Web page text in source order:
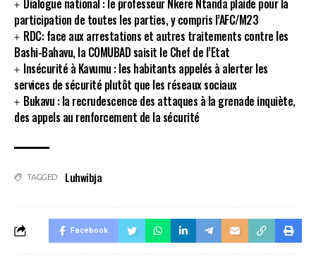
Dialogue national : le professeur Nkere Ntanda plaide pour la
participation de toutes les parties, y compris l’AFC/M23
RDC: face aux arrestations et autres traitements contre les
Bashi-Bahavu, la COMUBAD saisit le Chef de l’Etat
Insécurité à Kavumu : les habitants appelés à alerter les
services de sécurité plutôt que les réseaux sociaux
Bukavu : la recrudescence des attaques à la grenade inquiète,
des appels au renforcement de la sécurité
TAGGED: Luhwibja
Facebook